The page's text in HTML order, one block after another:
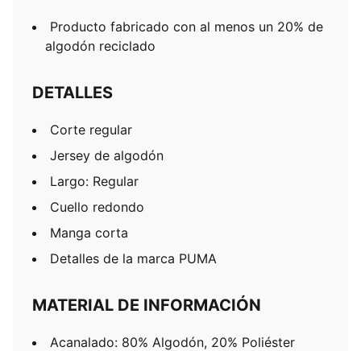
Producto fabricado con al menos un 20% de
algodón reciclado
DETALLES
Corte regular
Jersey de algodón
Largo: Regular
Cuello redondo
Manga corta
Detalles de la marca PUMA
MATERIAL DE INFORMACIÓN
Acanalado: 80% Algodón, 20% Poliéster